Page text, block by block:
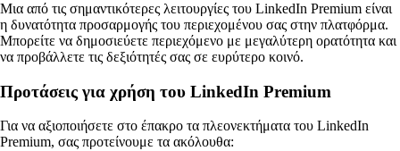
Μια από τις σημαντικότερες λειτουργίες του LinkedIn Premium είναι
η δυνατότητα προσαρμογής του περιεχομένου σας στην πλατφόρμα.
Μπορείτε να δημοσιεύετε περιεχόμενο με μεγαλύτερη ορατότητα και
να προβάλλετε τις δεξιότητές σας σε ευρύτερο κοινό.
Προτάσεις για χρήση του LinkedIn Premium
Για να αξιοποιήσετε στο έπακρο τα πλεονεκτήματα του LinkedIn
Premium, σας προτείνουμε τα ακόλουθα: